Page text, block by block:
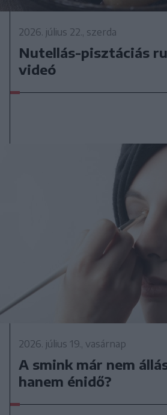
2026. július 22., szerda
Nutellás-pisztáciás
videó
2026. július 19., vasárnap
A smink már nem
hanem énidő?